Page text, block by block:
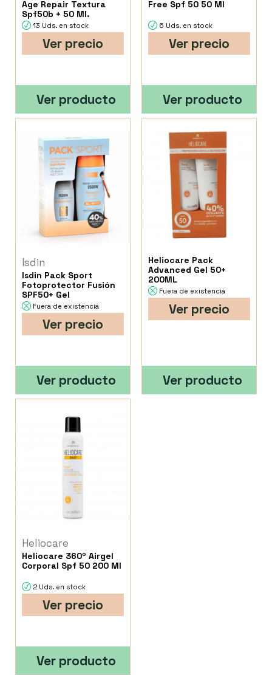
Age Repair Textura
Spf50b + 50 Ml.
13 Uds. en stock
Ver precio
Ver producto
Free Spf 50 50 Ml
6 Uds. en stock
Ver precio
Ver producto
Isdin
Isdin Pack Sport
Fotoprotector Fusión
SPF50+ Gel
Fuera de existencia
Ver precio
Ver producto
Heliocare Pack
Advanced Gel 50+
200ML
Fuera de existencia
Ver precio
Ver producto
Heliocare
Heliocare 360º Airgel
Corporal Spf 50 200 Ml
2 Uds. en stock
Ver precio
Ver producto